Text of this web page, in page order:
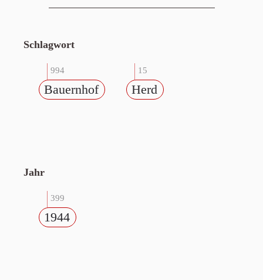
Schlagwort
994
Bauernhof
15
Herd
Jahr
399
1944